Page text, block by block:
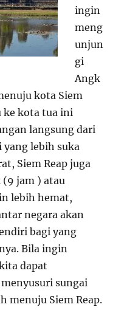
ingin
meng
unjun
gi
Angk
kota Siem
ke kota tua ini
langsung dari
yang lebih suka
Siem Reap juga
(9 jam ) atau
lebih hemat,
negara akan
bagi yang
Bila ingin
dapat
sungai
menuju Siem Reap.